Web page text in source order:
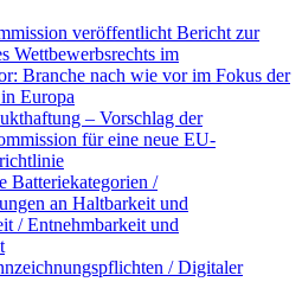
veröffentlicht Bericht zur
Wettbewerbsrechts im
Branche nach wie vor im Fokus der
Europa
– Vorschlag der
für eine neue EU-
Batteriekategorien /
an Haltbarkeit und
/ Entnehmbarkeit und
/ Digitaler